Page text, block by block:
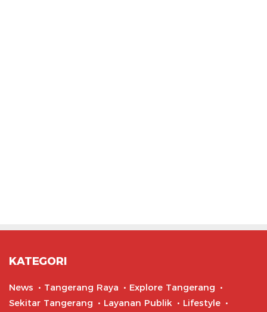
KATEGORI
News Tangerang Raya
Explore Tangerang
Sekitar Tangerang
Layanan Publik
Lifestyle